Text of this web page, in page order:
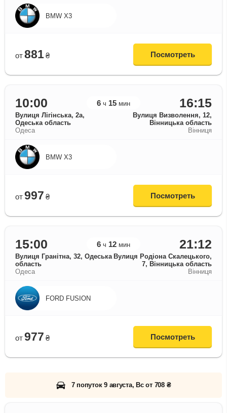
BMW X3
от 881 ₴ Посмотреть
10:00 6 ч 15 мин 16:15
Вулиця Лігінська, 2а,
Одеська область
Вулиця Визволення, 12,
Вінницька область
Одеса
Вінниця
BMW X3
от 997 ₴ Посмотреть
15:00 6 ч 12 мин 21:12
Вулиця Гранітна, 32, Одеська
область
Вулиця Родіона Скалецького,
7, Вінницька область
Одеса
Вінниця
FORD FUSION
от 977 ₴ Посмотреть
7 попуток 9 августа, Вс от 708 ₴